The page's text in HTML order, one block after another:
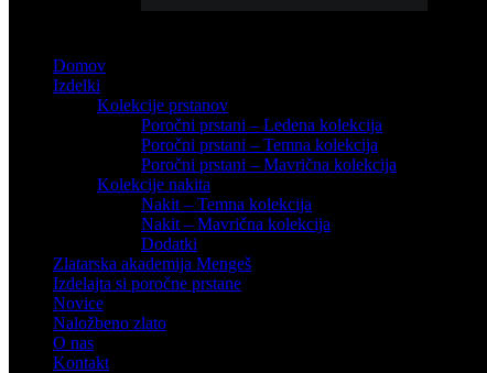
Domov
Izdelki
Kolekcije prstanov
Poročni prstani – Ledena kolekcija
Poročni prstani – Temna kolekcija
Poročni prstani – Mavrična kolekcija
Kolekcije nakita
Nakit – Temna kolekcija
Nakit – Mavrična kolekcija
Dodatki
Zlatarska akademija Mengeš
Izdelajta si poročne prstane
Novice
Naložbeno zlato
O nas
Kontakt